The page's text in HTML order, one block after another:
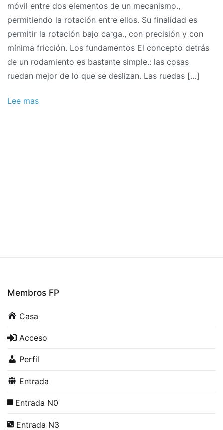
móvil entre dos elementos de un mecanismo.,
permitiendo la rotación entre ellos. Su finalidad es
permitir la rotación bajo carga., con precisión y con
mínima fricción. Los fundamentos El concepto detrás
de un rodamiento es bastante simple.: las cosas
ruedan mejor de lo que se deslizan. Las ruedas […]
Lee mas
Membros FP
Casa
Acceso
Perfil
Entrada
Entrada N0
Entrada N3